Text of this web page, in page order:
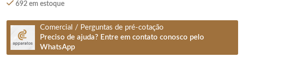
692 em estoque
Comercial / Perguntas de pré-cotação
Preciso de ajuda? Entre em contato conosco pelo
WhatsApp